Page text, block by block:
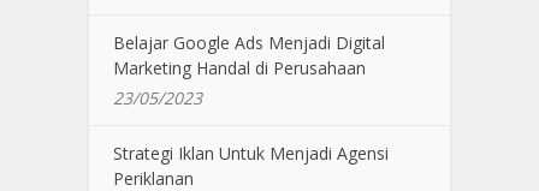
Belajar Google Ads Menjadi Digital
Marketing Handal di Perusahaan
23/05/2023
Strategi Iklan Untuk Menjadi Agensi
Periklanan